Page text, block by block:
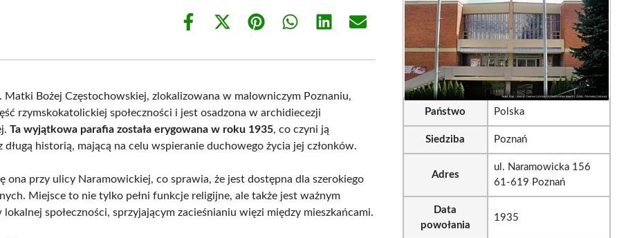
Share
Share
(Twitter)
Share Share Share Share
Matki Bożej Częstochowskiej, zlokalizowana w malowniczym Poznaniu,
rzymskokatolickiej społeczności i jest osadzona w archidiecezji
Ta wyjątkowa parafia została erygowana w roku 1935, co czyni ją
długą historią, mającą na celu wspieranie duchowego życia jej członków.
ona przy ulicy Naramowickiej, co sprawia, że jest dostępna dla szerokiego
Miejsce to nie tylko pełni funkcje religijne, ale także jest ważnym
społeczności, sprzyjającym zacieśnianiu więzi między mieszkańcami.
Państwo Polska
Siedziba Poznań
Adres
ul. Naramowicka 156
61-619 Poznań
Data
powołania
1935